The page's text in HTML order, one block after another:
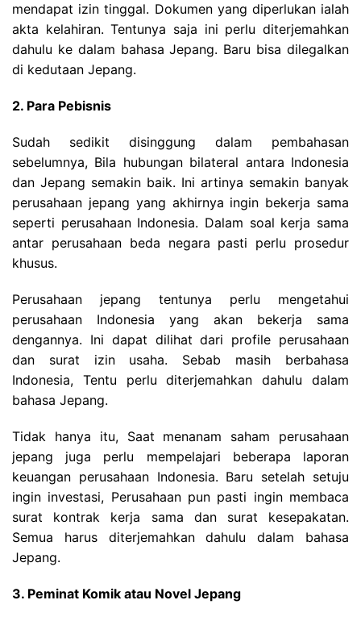
mendapat izin tinggal. Dokumen yang diperlukan ialah
akta kelahiran. Tentunya saja ini perlu diterjemahkan
dahulu ke dalam bahasa Jepang. Baru bisa dilegalkan
di kedutaan Jepang.
2. Para Pebisnis
Sudah sedikit disinggung dalam pembahasan
sebelumnya, Bila hubungan bilateral antara Indonesia
dan Jepang semakin baik. Ini artinya semakin banyak
perusahaan jepang yang akhirnya ingin bekerja sama
seperti perusahaan Indonesia. Dalam soal kerja sama
antar perusahaan beda negara pasti perlu prosedur
khusus.
Perusahaan jepang tentunya perlu mengetahui
perusahaan Indonesia yang akan bekerja sama
dengannya. Ini dapat dilihat dari profile perusahaan
dan surat izin usaha. Sebab masih berbahasa
Indonesia, Tentu perlu diterjemahkan dahulu dalam
bahasa Jepang.
Tidak hanya itu, Saat menanam saham perusahaan
jepang juga perlu mempelajari beberapa laporan
keuangan perusahaan Indonesia. Baru setelah setuju
ingin investasi, Perusahaan pun pasti ingin membaca
surat kontrak kerja sama dan surat kesepakatan.
Semua harus diterjemahkan dahulu dalam bahasa
Jepang.
3. Peminat Komik atau Novel Jepang